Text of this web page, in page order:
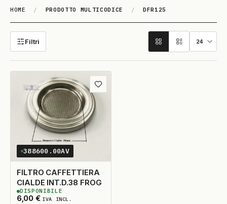
HOME / PRODOTTO MULTICODICE / DFR125
DFR125
Filtri
Aggiungi ai preferiti
388600.00AV
FILTRO CAFFETTIERA
CIALDE INT.D.38 FROG
6,00 € IVA INCL.
3DISPONIBILI
DISPONIBILE